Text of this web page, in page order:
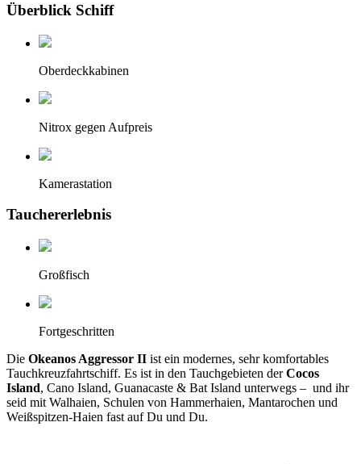
Überblick Schiff
Oberdeckkabinen
Nitrox gegen Aufpreis
Kamerastation
Tauchererlebnis
Großfisch
Fortgeschritten
Die Okeanos Aggressor II ist ein modernes, sehr komfortables
Tauchkreuzfahrtschiff. Es ist in den Tauchgebieten derCocos
Island, Cano Island, Guanacaste & Bat Island unterwegs – und ihr
seid mit Walhaien, Schulen von Hammerhaien, Mantarochen und
Weißspitzen-Haien fast auf Du und Du.